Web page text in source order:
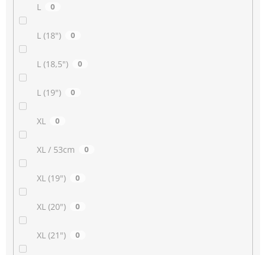
L 0
L (18") 0
L (18,5") 0
L (19") 0
XL 0
XL / 53cm 0
XL (19") 0
XL (20") 0
XL (21") 0